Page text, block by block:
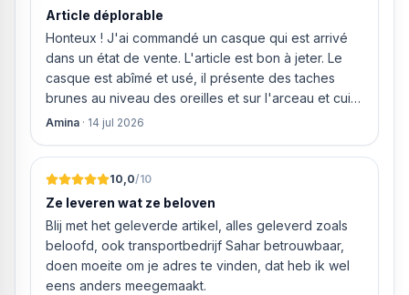
Article déplorable
Honteux ! J'ai commandé un casque qui est arrivé
dans un état de vente. L'article est bon à jeter. Le
casque est abîmé et usé, il présente des taches
brunes au niveau des oreilles et sur l'arceau et cuir
qui est craquelé ! Les coussins sont eux « dégonflés
Amina · 14 jul 2026
10,0/10
Ze leveren wat ze beloven
Blij met het geleverde artikel, alles geleverd zoals
beloofd, ook transportbedrijf Sahar betrouwbaar,
doen moeite om je adres te vinden, dat heb ik wel
eens anders meegemaakt.